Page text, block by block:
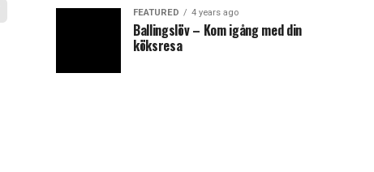
FEATURED 4 years ago
Ballingslöv – Kom igång med din
köksresa